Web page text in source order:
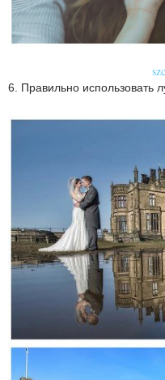
6. Правильно использовать